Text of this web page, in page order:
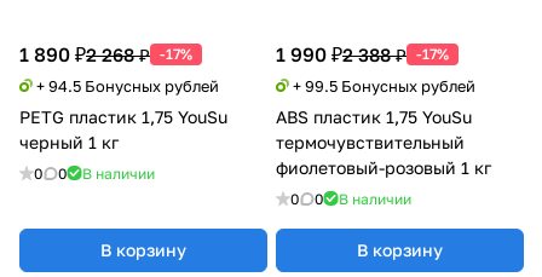
1 890 ₽2 268 ₽ -17%
+ 94.5 Бонусных рублей
PETG пластик 1,75 YouSu
черный 1 кг
0 0 В наличии
В корзину
1 990 ₽2 388 ₽ -17%
+ 99.5 Бонусных рублей
ABS пластик 1,75 YouSu
термочувствительный
фиолетовый-розовый 1 кг
0 0 В наличии
В корзину